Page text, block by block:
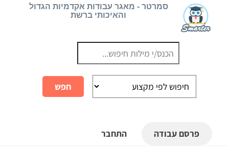
סמרטר - מאגר עבודות אקדמיות הגדול
והאיכותי ברשת
פרסם עבודה התחבר